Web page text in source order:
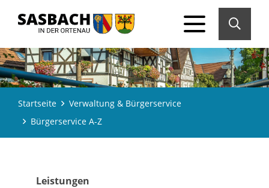
Startseite
Verwaltung & Bürgerservice
Bürgerservice A-Z
Leistungen